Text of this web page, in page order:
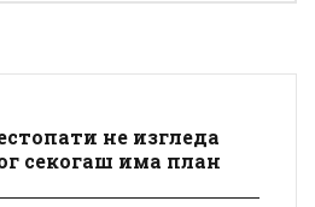
не изгледа
секогаш има план